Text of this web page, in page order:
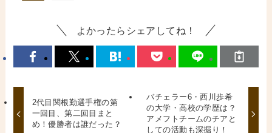
よかったらシェアしてね！
2代目関根勤選手権の第
一回目、第二回目まと
め！優勝者は誰だった？
バチェラー6・西川歩希
の大学・高校の学歴は？
アメフトチームのチアと
しての活動も深掘り！